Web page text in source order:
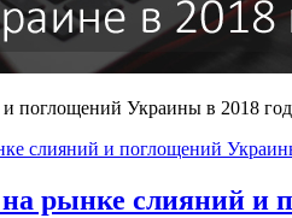
поглощений Украины в 2018
слияний и поглощений
рынке слияний и